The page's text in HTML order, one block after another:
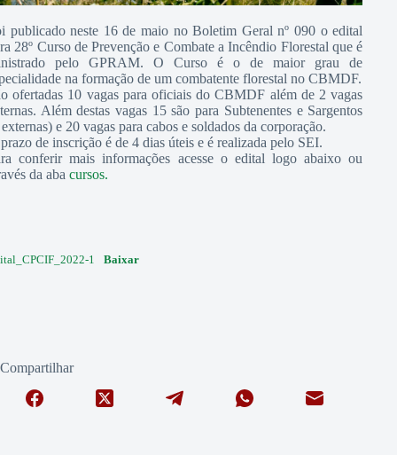
publicado neste 16 de maio no Boletim Geral nº 090 o edital
28º Curso de Prevenção e Combate a Incêndio Florestal que é
pelo GPRAM. O Curso é o de maior grau de
na formação de um combatente florestal no CBMDF.
ofertadas 10 vagas para oficiais do CBMDF além de 2 vagas
Além destas vagas 15 são para Subtenentes e Sargentos
e 20 vagas para cabos e soldados da corporação.
de inscrição é de 4 dias úteis e é realizada pelo SEI.
conferir mais informações acesse o edital logo abaixo ou
da aba cursos.
1 Baixar
Compartilhar